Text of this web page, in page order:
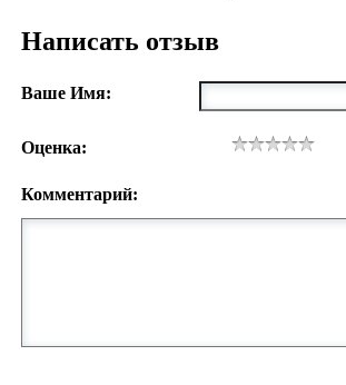
Написать отзыв
Ваше Имя:
Оценка:
Комментарий: